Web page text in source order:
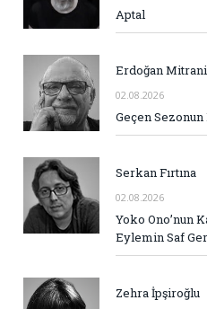
Aptal
Erdoğan Mitrani
02.08.2026
Geçen
Serkan Fırtına
02.08.2026
Yoko Ono’nun
Eylemin Saf
Zehra İpşiroğlu